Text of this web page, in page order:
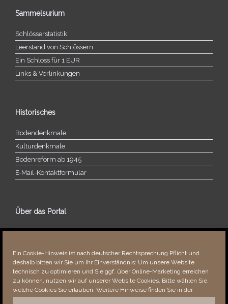
Ein Cookie-Hinweis ist nach deutscher Rechtsprechung Pflicht und
deshalb bitten wir Sie um Ihr Einverständnis: Um unsere Website
technisch zu optimieren und Sie ggf. über Online-Marketing erreichen
zu können, nutzen wir auf unserer Website Cookies. Bitte wählen Sie,
welche Cookies Sie erlauben. Weitere Hinweise finden Sie in der
Sammelsurium
Schlösserstatistik
Leerstand von Schlössern
Ein Schloss für 1 EUR
Links & Verlinkungen
Historisches
Bodendenkmale
Kulturdenkmale
Bodenreform ab 1945
E‑Mail-​​Kontaktformular
Über das Portal
Über dieses Portal
Fehler bemerkt?